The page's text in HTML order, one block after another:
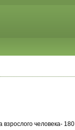
человека- 180